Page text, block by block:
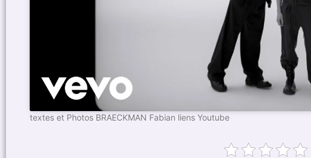
textes et Photos BRAECKMAN Fabian liens Youtube